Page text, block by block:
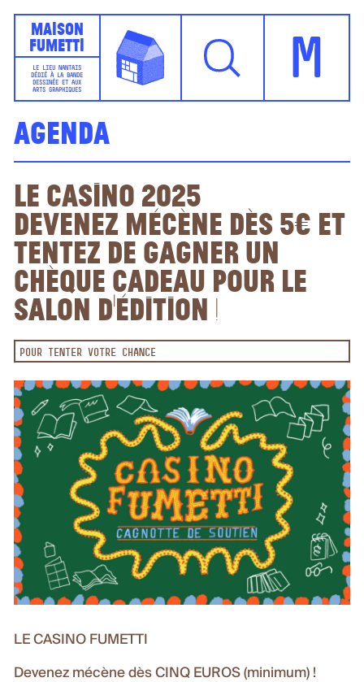
Maison
Fumetti
LE LIEU NANTAIS
DÉDIÉ À LA BANDE
DESSINÉE ET AUX
ARTS GRAPHIQUES
M
Agenda
Le Casino 2025
Devenez mécène dès 5€ et
tentez de gagner un
chèque cadeau pour le
salon d'édition !
POUR TENTER VOTRE CHANCE
LE CASINO FUMETTI
Devenez mécène dès CINQ EUROS (minimum) !